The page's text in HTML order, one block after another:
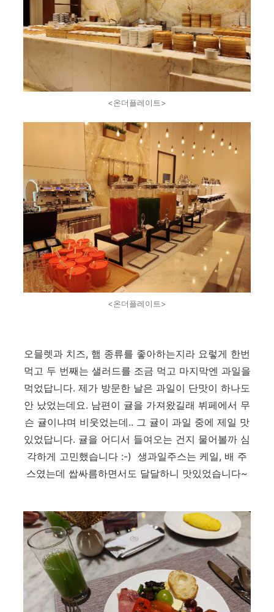
<온더플레이트>
<온더플레이트>
오믈렛과 치즈, 햄 종류를 좋아하는지라 요렇게 한번
먹고 두 번째는 샐러드를 조금 먹고 마지막엔 과일을
먹었답니다. 제가 방문한 날은 과일이 단맛이 하나도
안 났었는데요. 남편이 귤을 가져왔길래 뷔페에서 무
슨 귤이냐며 비웃었는데.. 그 귤이 과일 중에 제일 맛
있었답니다. 귤을 어디서 들여오는 건지 물어볼까 심
각하게 고민했습니다 :-) 생과일주스는 케일, 배 주
스였는데 쌉싸름하면서도 달달하니 맛있었습니다~